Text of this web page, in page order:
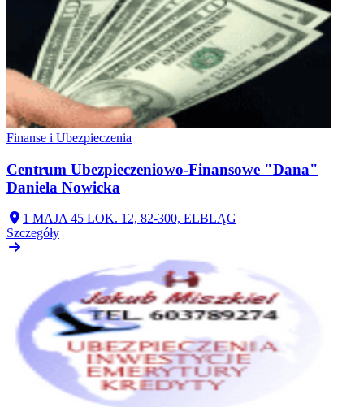
Finanse i Ubezpieczenia
Centrum Ubezpieczeniowo-Finansowe "Dana"
Daniela Nowicka
1 MAJA 45 LOK. 12, 82-300, ELBLĄG
Szczegóły